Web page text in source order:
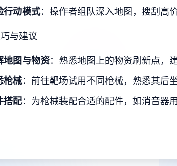
行动模式：操作者组队深入地图，搜刮高
与建议
地图与物资：熟悉地图上的物资刷新点，
枪械：前往靶场试用不同枪械，熟悉其后
搭配：为枪械装配合适的配件，如消音器